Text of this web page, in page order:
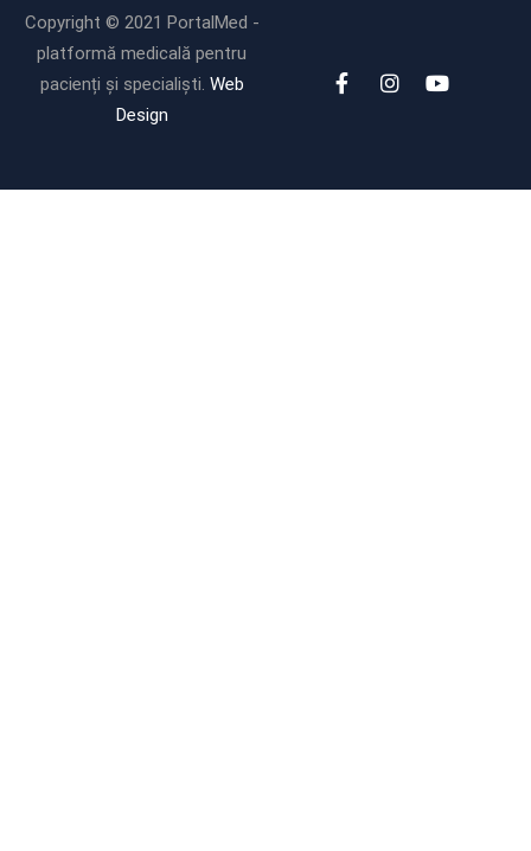
Copyright © 2021 PortalMed -
platformă medicală pentru
pacienți și specialiști. Web
Design